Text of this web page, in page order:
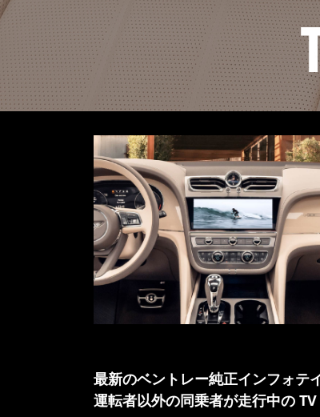
最新のベントレー純正インフォテ
運転者以外の同乗者が走行中の